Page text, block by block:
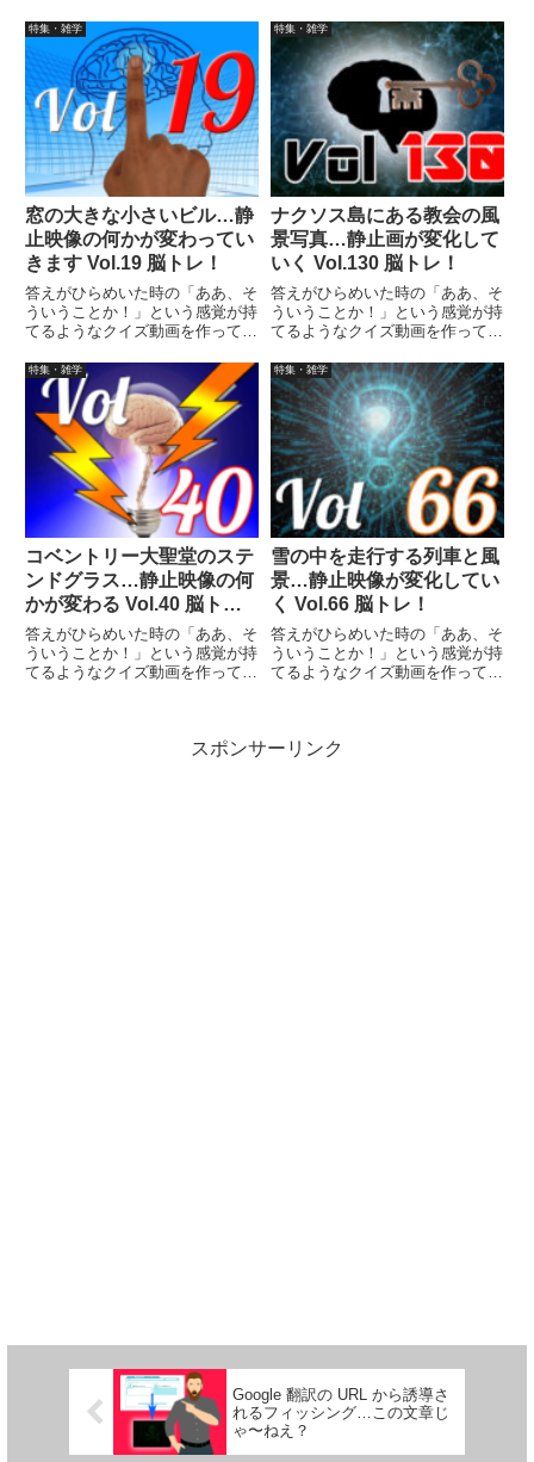
画に答えはありませんので、最後
まで繰り返し見られます。
画に答えはありませんので、最後
まで繰り返し見られます。
特集・雑学
窓の大きな小さいビル…静
止映像の何かが変わってい
きます Vol.19 脳トレ！
答えがひらめいた時の「ああ、そ
ういうことか！」という感覚が持
てるようなクイズ動画を作ってみ
画に答えはありませんので、最後
まで繰り返し見られます。
特集・雑学
ナクソス島にある教会の風
景写真…静止画が変化して
いく Vol.130 脳トレ！
答えがひらめいた時の「ああ、そ
ういうことか！」という感覚が持
てるようなクイズ動画を作ってみ
画に答えはありませんので、最後
まで繰り返し見られます。
特集・雑学
コベントリー大聖堂のステ
ンドグラス…静止映像の何
かが変わる Vol.40 脳ト
レ！
答えがひらめいた時の「ああ、そ
ういうことか！」という感覚が持
てるようなクイズ動画を作ってみ
特集・雑学
雪の中を走行する列車と風
景…静止映像が変化してい
く Vol.66 脳トレ！
答えがひらめいた時の「ああ、そ
ういうことか！」という感覚が持
てるようなクイズ動画を作ってみ
スポンサーリンク
Google 翻訳の URL から誘導さ
れるフィッシング…この文章じ
ゃ〜ねえ？